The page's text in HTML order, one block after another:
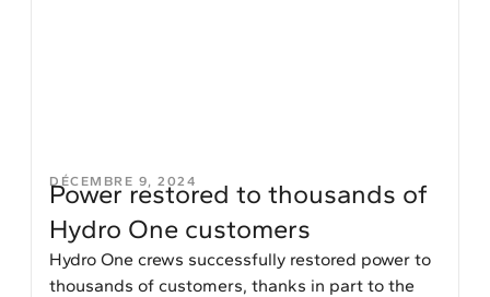
DÉCEMBRE 9, 2024
Power restored to thousands of
Hydro One customers
Hydro One crews successfully restored power to
thousands of customers, thanks in part to the